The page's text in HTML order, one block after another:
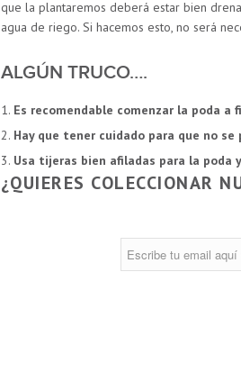
que la plantaremos deberá estar bien
agua de riego. Si hacemos esto, no será
ALGÚN TRUCO….
Es recomendable comenzar la poda a
Hay que tener cuidado para que no
Usa tijeras bien afiladas para la poda
¿QUIERES COLECCIONAR